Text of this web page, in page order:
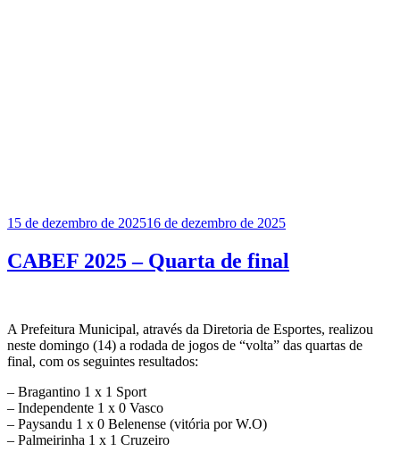
Publicado
15 de dezembro de 202516 de dezembro de 2025
CABEF 2025 – Quarta de final
A Prefeitura Municipal, através da Diretoria de Esportes, realizou
neste domingo (14) a rodada de jogos de “volta” das quartas de
final, com os seguintes resultados:
– Bragantino 1 x 1 Sport
– ⁠Independente 1 x 0 Vasco
– ⁠Paysandu 1 x 0 Belenense (vitória por W.O)
– ⁠Palmeirinha 1 x 1 Cruzeiro